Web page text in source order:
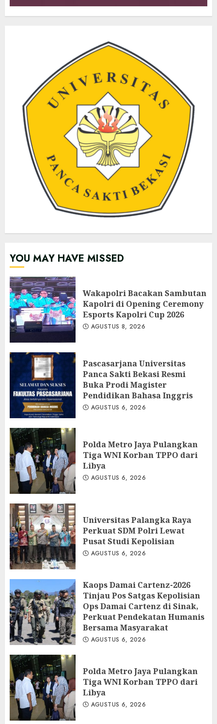
YOU MAY HAVE MISSED
Wakapolri Bacakan Sambutan
Kapolri di Opening Ceremony
Esports Kapolri Cup 2026
AGUSTUS 8, 2026
Pascasarjana Universitas
Panca Sakti Bekasi Resmi
Buka Prodi Magister
Pendidikan Bahasa Inggris
AGUSTUS 6, 2026
Polda Metro Jaya Pulangkan
Tiga WNI Korban TPPO dari
Libya
AGUSTUS 6, 2026
Universitas Palangka Raya
Perkuat SDM Polri Lewat
Pusat Studi Kepolisian
AGUSTUS 6, 2026
Kaops Damai Cartenz-2026
Tinjau Pos Satgas Kepolisian
Ops Damai Cartenz di Sinak,
Perkuat Pendekatan Humanis
Bersama Masyarakat
AGUSTUS 6, 2026
Polda Metro Jaya Pulangkan
Tiga WNI Korban TPPO dari
Libya
AGUSTUS 6, 2026